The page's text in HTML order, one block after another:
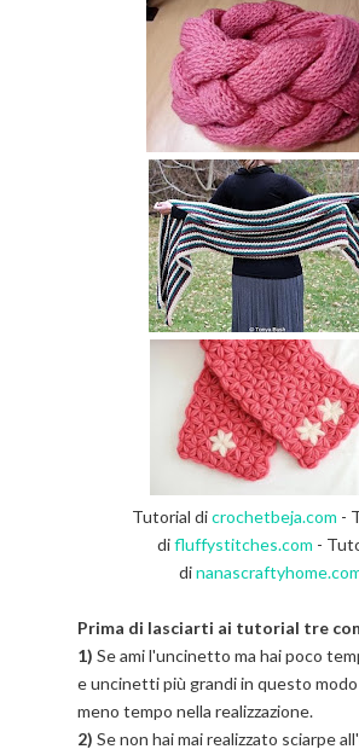
Tutorial dicrochetbeja.com -
difluffystitches.com -
di
Prima di lasciarti ai tutorial tre
1) Se ami l'uncinetto ma hai poco
e uncinetti più grandi in questo
meno tempo nella realizzazione.
2) Se non hai mai realizzato sciarpe